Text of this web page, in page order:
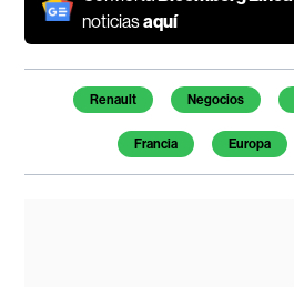
noticiasaquí
Temas de este artículo
Renault Negocios
Francia Europa